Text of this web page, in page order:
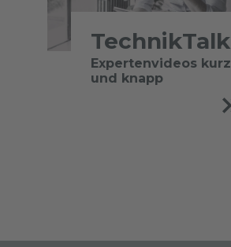
TechnikTalk
Expertenvideos kurz
und knapp